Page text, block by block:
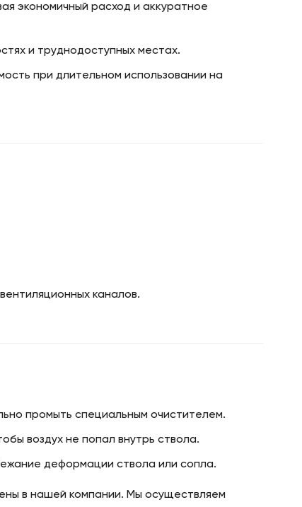
экономичный расход и аккуратное
и труднодоступных местах.
при длительном использовании на
каналов.
промыть специальным очистителем.
воздух не попал внутрь ствола.
деформации ствола или сопла.
в нашей компании. Мы осуществляем